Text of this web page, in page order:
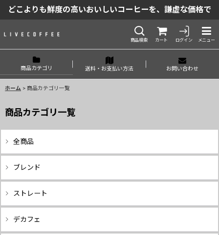
どこよりも鮮度の高いおいしいコーヒーを、謙虚な価格で
商品検索 カート ログイン メニュー
商品カテゴリ 送料・お支払い方法 お問い合わせ
ホーム > 商品カテゴリ一覧
商品カテゴリ一覧
全商品
ブレンド
ストレート
デカフェ